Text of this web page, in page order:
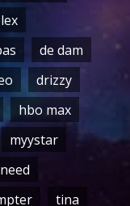
de dam
drizzy
hbo max
myystar
need
tina